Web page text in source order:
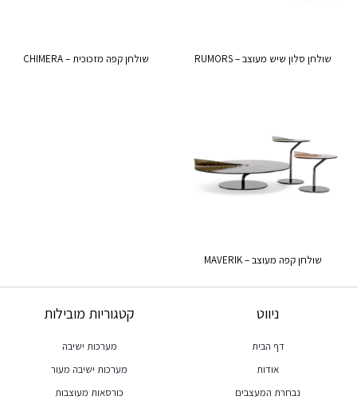
שולחן סלון שיש מעוצב – RUMORS שולחן קפה מזכוכית – CHIMERA
שולחן קפה מעוצב – MAVERIK
ניווט
דף הבית
אודות
נבחרת המעצבים
קטגוריות מובילות
מערכות ישיבה
מערכות ישיבה מעור
כורסאות מעוצבות